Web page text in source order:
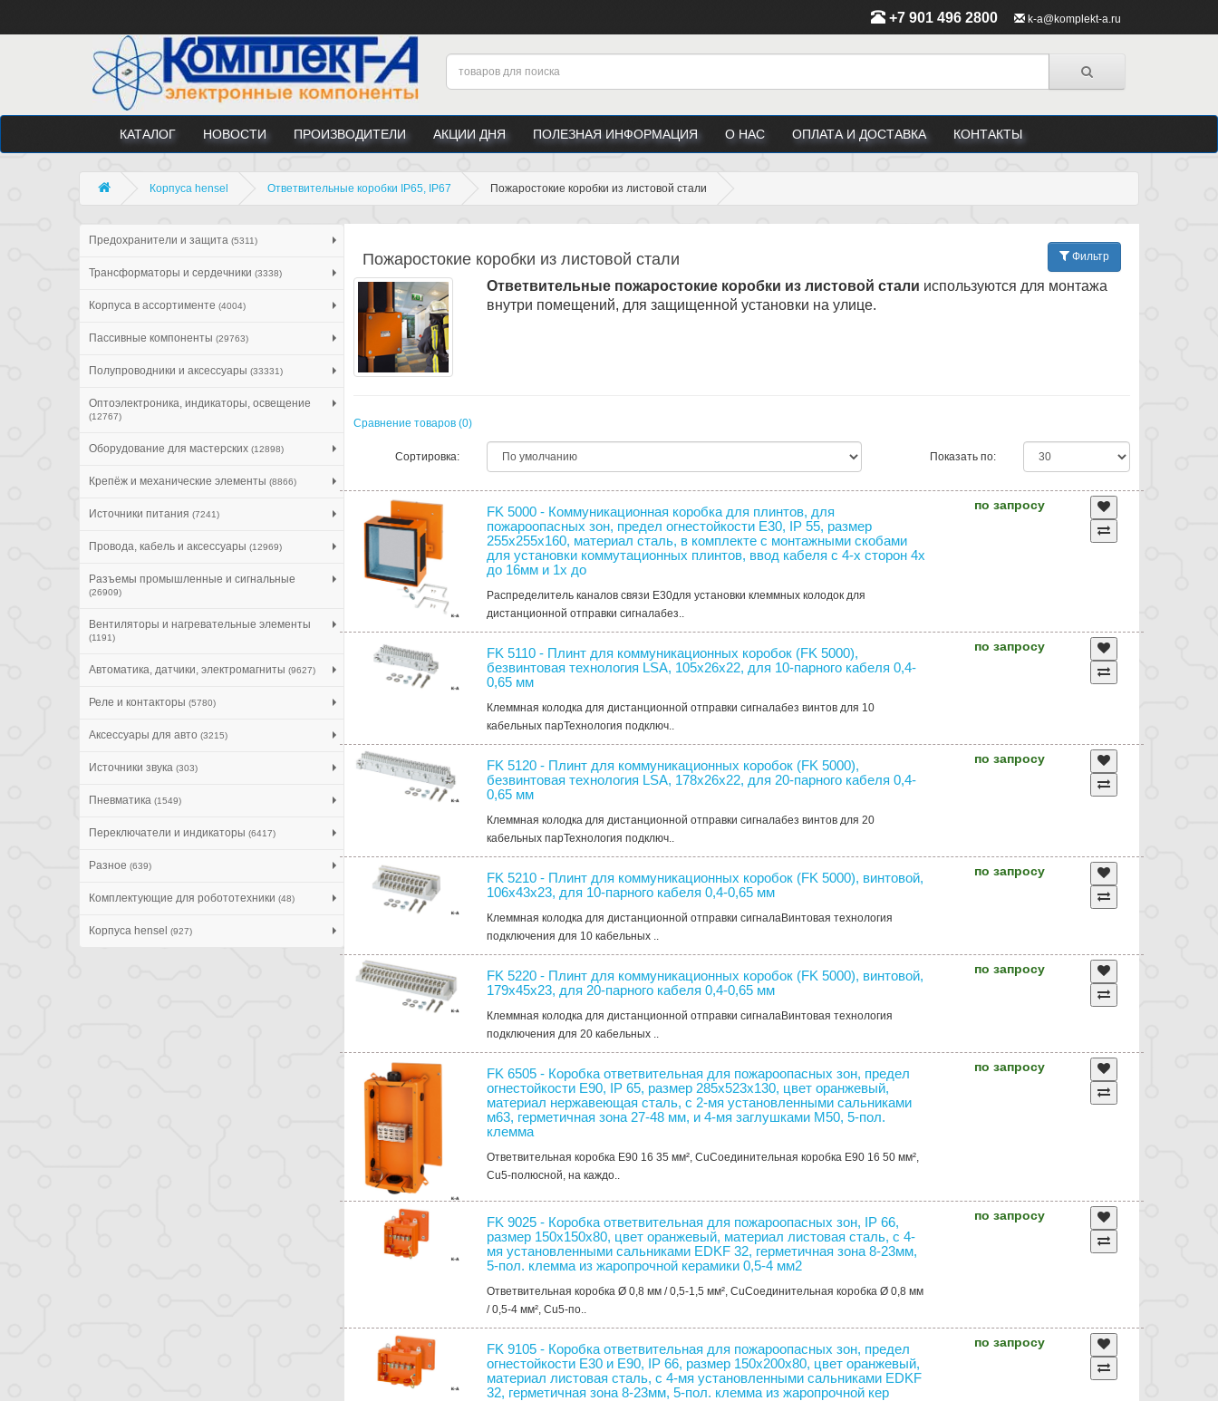
+7 901 496 2800 k-a@komplekt-a.ru
КАТАЛОГ НОВОСТИ ПРОИЗВОДИТЕЛИ АКЦИИ ДНЯ ПОЛЕЗНАЯ ИНФОРМАЦИЯ О НАС ОПЛАТА И ДОСТАВКА КОНТАКТЫ
Корпуса hensel Ответвительные коробки IP65, IP67 Пожаростокие коробки из листовой стали
Предохранители и защита (5311)
Трансформаторы и сердечники (3338)
Корпуса в ассортименте (4004)
Пассивные компоненты (29763)
Полупроводники и аксессуары (33331)
Оптоэлектроника, индикаторы, освещение
(12767)
Оборудование для мастерских (12898)
Крепёж и механические элементы (8866)
Источники питания (7241)
Провода, кабель и аксессуары (12969)
Разъемы промышленные и сигнальные
(26909)
Вентиляторы и нагревательные элементы
(1191)
Автоматика, датчики, электромагниты (9627)
Реле и контакторы (5780)
Аксессуары для авто (3215)
Источники звука (303)
Пневматика (1549)
Переключатели и индикаторы (6417)
Разное (639)
Комплектующие для робототехники (48)
Корпуса hensel (927)
Фильтр
Пожаростокие коробки из листовой стали
Ответвительные пожаростокие коробки из листовой стали используются для монтажа
внутри помещений, для защищенной установки на улице.
Сравнение товаров (0)
Сортировка: Показать по:
FK 5000 - Коммуникационная коробка для плинтов, для
пожароопасных зон, предел огнестойкости Е30, IP 55, размер
255х255x160, материал сталь, в комплекте с монтажными скобами
для установки коммутационных плинтов, ввод кабеля с 4-х сторон 4х
до 16мм и 1х до
Распределитель каналов связи E30для установки клеммных колодок для
дистанционной отправки сигналабез..
по запросу
FK 5110 - Плинт для коммуникационных коробок (FK 5000),
безвинтовая технология LSA, 105х26х22, для 10-парного кабеля 0,4-
0,65 мм
Клеммная колодка для дистанционной отправки сигналабез винтов для 10
кабельных парТехнология подключ..
по запросу
FK 5120 - Плинт для коммуникационных коробок (FK 5000),
безвинтовая технология LSA, 178х26х22, для 20-парного кабеля 0,4-
0,65 мм
Клеммная колодка для дистанционной отправки сигналабез винтов для 20
кабельных парТехнология подключ..
по запросу
FK 5210 - Плинт для коммуникационных коробок (FK 5000), винтовой,
106х43х23, для 10-парного кабеля 0,4-0,65 мм
Клеммная колодка для дистанционной отправки сигналаВинтовая технология
подключения для 10 кабельных ..
по запросу
FK 5220 - Плинт для коммуникационных коробок (FK 5000), винтовой,
179х45х23, для 20-парного кабеля 0,4-0,65 мм
Клеммная колодка для дистанционной отправки сигналаВинтовая технология
подключения для 20 кабельных ..
по запросу
FK 6505 - Коробка ответвительная для пожароопасных зон, предел
огнестойкости Е90, IP 65, размер 285х523х130, цвет оранжевый,
материал нержавеющая сталь, с 2-мя установленными сальниками
м63, герметичная зона 27-48 мм, и 4-мя заглушками М50, 5-пол.
клемма
Ответвительная коробка E90 16 35 мм², CuСоединительная коробка E90 16 50 мм²,
Cu5-полюсной, на каждо..
по запросу
FK 9025 - Коробка ответвительная для пожароопасных зон, IP 66,
размер 150х150х80, цвет оранжевый, материал листовая сталь, с 4-
мя установленными сальниками EDKF 32, герметичная зона 8-23мм,
5-пол. клемма из жаропрочной керамики 0,5-4 мм2
Ответвительная коробка Ø 0,8 мм / 0,5-1,5 мм², CuСоединительная коробка Ø 0,8 мм
/ 0,5-4 мм², Cu5-по..
по запросу
FK 9105 - Коробка ответвительная для пожароопасных зон, предел
огнестойкости Е30 и Е90, IP 66, размер 150х200х80, цвет оранжевый,
материал листовая сталь, с 4-мя установленными сальниками EDKF
32, герметичная зона 8-23мм, 5-пол. клемма из жаропрочной кер
по запросу